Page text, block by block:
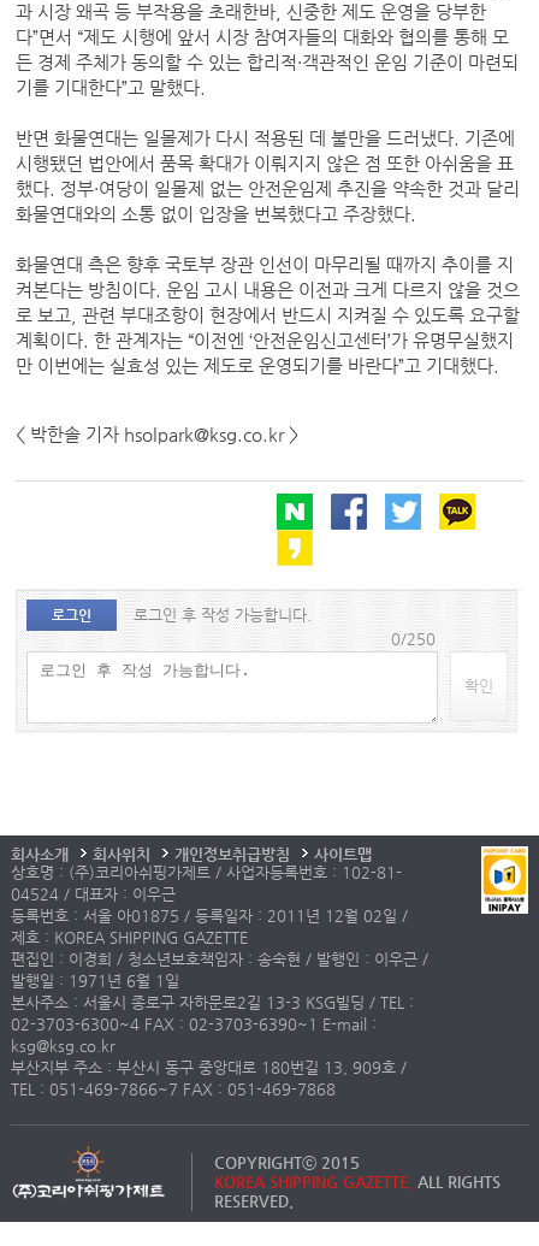
과 시장 왜곡 등 부작용을 초래한바, 신중한 제도 운영을 당부한
다”면서 “제도 시행에 앞서 시장 참여자들의 대화와 협의를 통해 모
든 경제 주체가 동의할 수 있는 합리적·객관적인 운임 기준이 마련되
기를 기대한다”고 말했다.
반면 화물연대는 일몰제가 다시 적용된 데 불만을 드러냈다. 기존에
시행됐던 법안에서 품목 확대가 이뤄지지 않은 점 또한 아쉬움을 표
했다. 정부·여당이 일몰제 없는 안전운임제 추진을 약속한 것과 달리
화물연대와의 소통 없이 입장을 번복했다고 주장했다.
화물연대 측은 향후 국토부 장관 인선이 마무리될 때까지 추이를 지
켜본다는 방침이다. 운임 고시 내용은 이전과 크게 다르지 않을 것으
로 보고, 관련 부대조항이 현장에서 반드시 지켜질 수 있도록 요구할
계획이다. 한 관계자는 “이전엔 ‘안전운임신고센터’가 유명무실했지
만 이번에는 실효성 있는 제도로 운영되기를 바란다”고 기대했다.
< 박한솔 기자 hsolpark@ksg.co.kr >
로그인
로그인 후 작성 가능합니다.
0/250
확인
회사소개 회사위치 개인정보취급방침
사이트맵
상호명 : (주)코리아쉬핑가제트 / 사업자등록번호 : 102-81-
04524 / 대표자 : 이우근
등록번호 : 서울 아01875 / 등록일자 : 2011년 12월 02일 /
제호 : KOREA SHIPPING GAZETTE
편집인 : 이경희 / 청소년보호책임자 : 송숙현 / 발행인 : 이우근 /
발행일 : 1971년 6월 1일
본사주소 : 서울시 종로구 자하문로2길 13-3 KSG빌딩 / TEL :
02-3703-6300~4 FAX : 02-3703-6390~1 E-mail :
ksg@ksg.co.kr
부산지부 주소 : 부산시 동구 중앙대로 180번길 13, 909호 /
TEL : 051-469-7866~7 FAX : 051-469-7868
COPYRIGHTⓒ 2015
KOREA SHIPPING GAZETTE. ALL RIGHTS
RESERVED.